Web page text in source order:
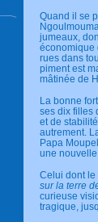
Quand il se
jumeaux,
économique
rues dans
piment est
mâtinée de
La bonne
ses dix filles
et de
autrement.
Papa
une nouvelle
Celui dont le
sur la terre
curieuse
tragique,